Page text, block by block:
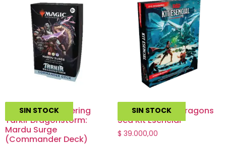
SIN STOCK
Magic The Gathering
Tarkir Dragonstorm:
Mardu Surge
(Commander Deck)
SIN STOCK
Dungeons and Dragons
5ed Kit Esencial
$ 39.000,00